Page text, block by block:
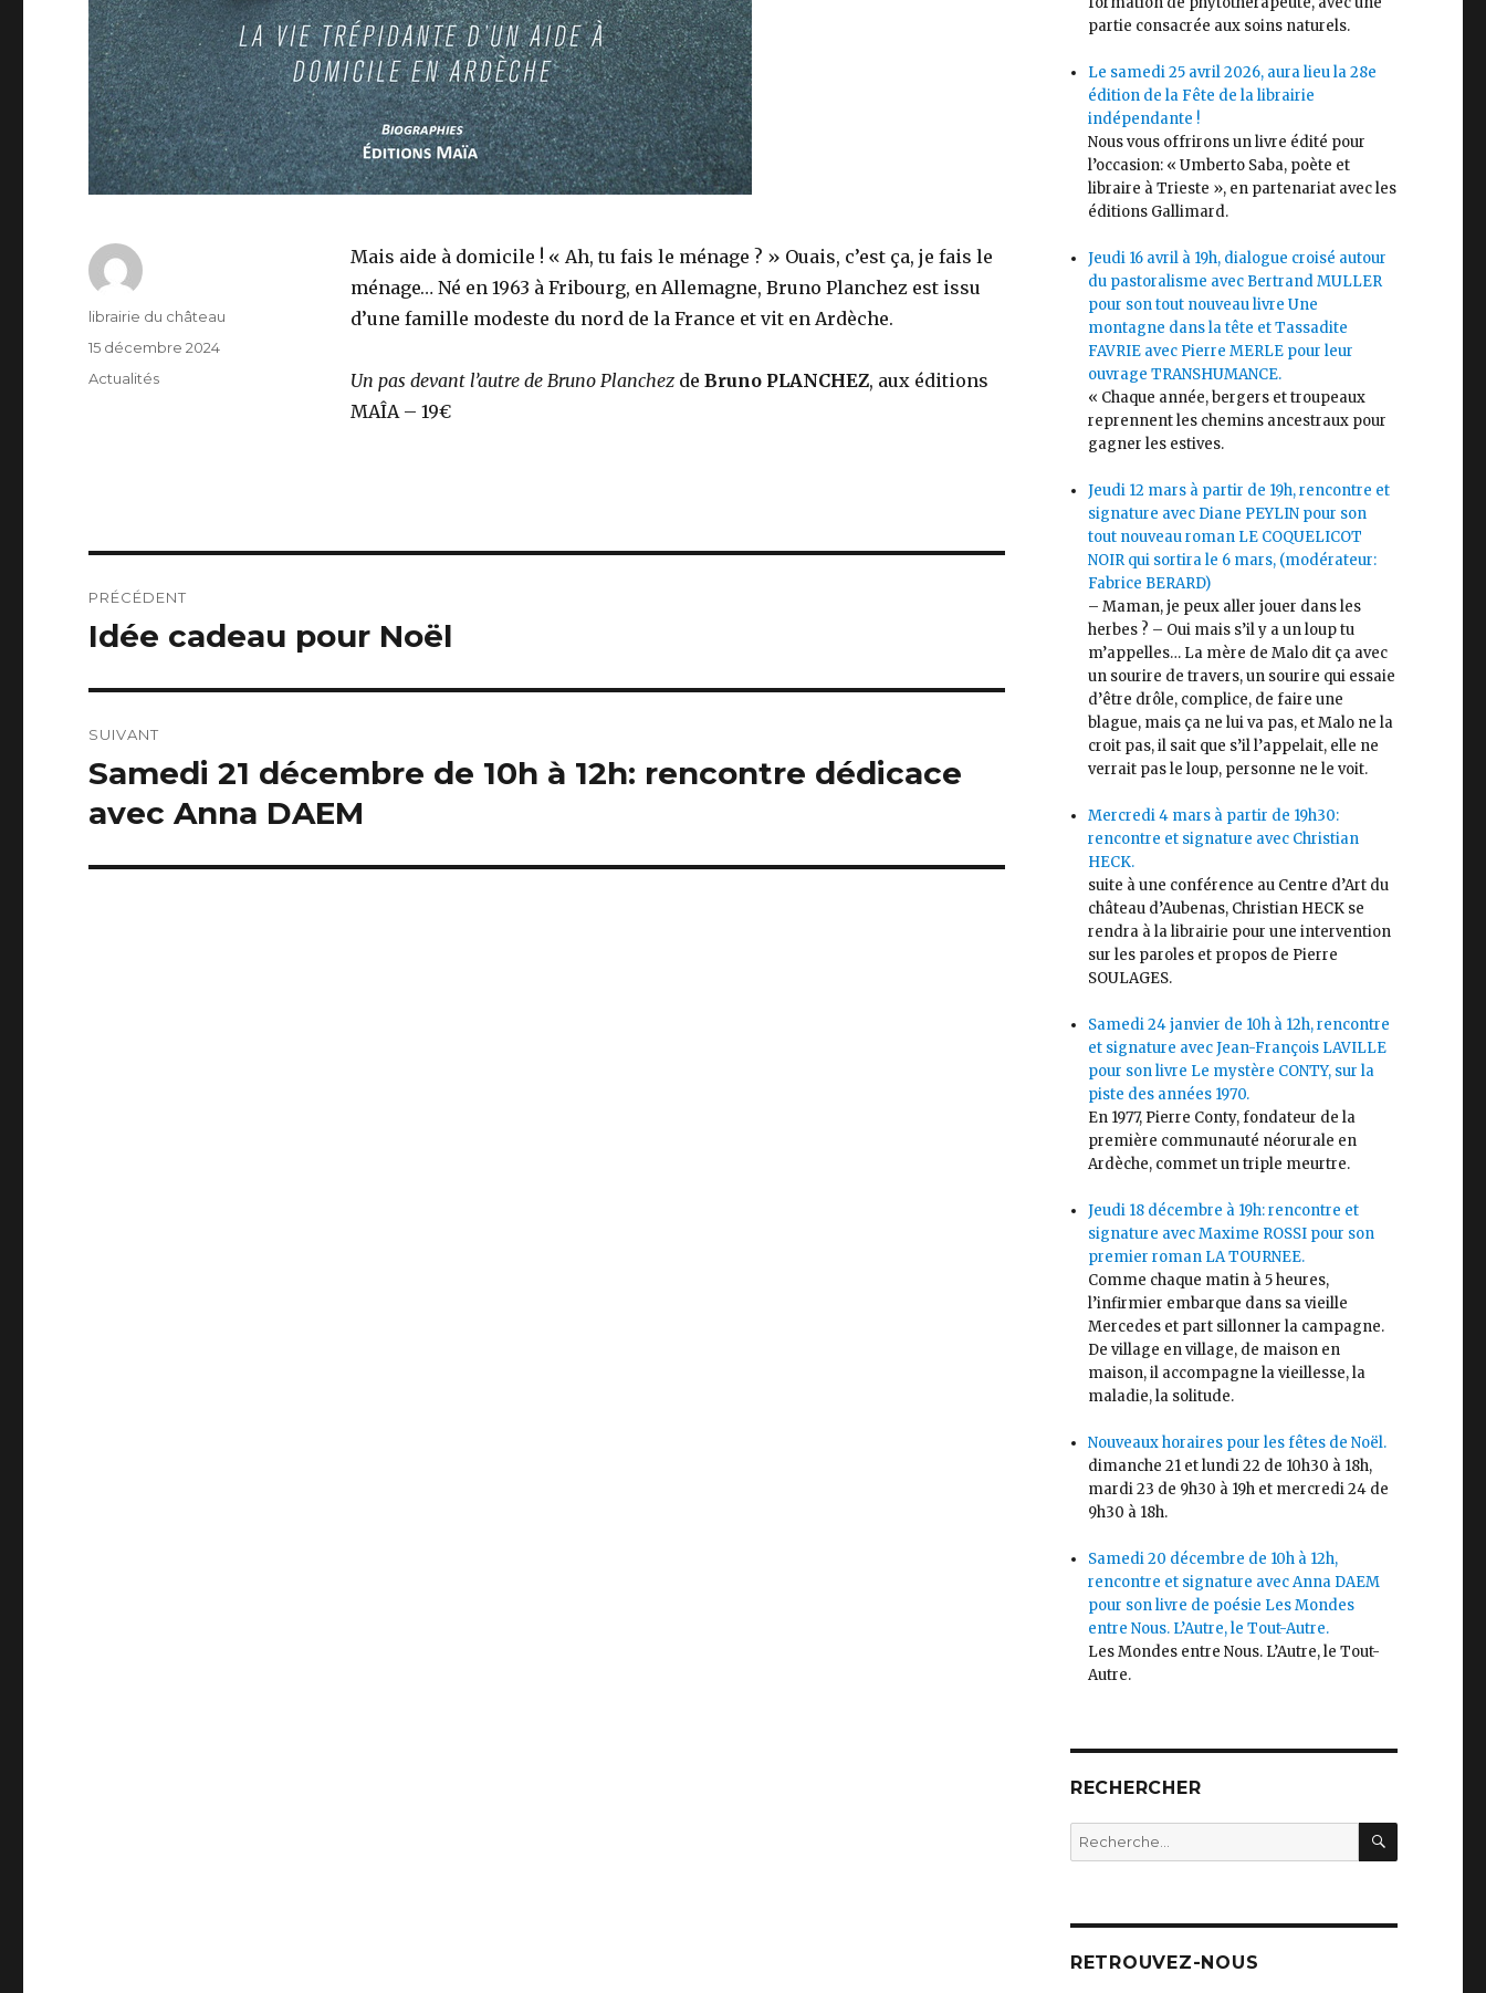
Mais aide à domicile ! « Ah, tu fais le ménage ? » Ouais, c’est ça, je fais le
ménage… Né en 1963 à Fribourg, en Allemagne, Bruno Planchez est issu
d’une famille modeste du nord de la France et vit en Ardèche.
Un pas devant l’autre de Bruno Planchez de Bruno PLANCHEZ, aux éditions
MAÎA – 19€
Auteur
librairie du château
Publié
le
15 décembre 2024
Catégories
Actualités
de
PRÉCÉDENT
Article
Idée cadeau pour Noël
SUIVANT
Article
Samedi 21 décembre de 10h à 12h: rencontre dédicace
avec Anna DAEM
partie consacrée aux soins naturels.
Le samedi 25 avril 2026, aura lieu la 28e
édition de la Fête de la librairie
indépendante !
Nous vous offrirons un livre édité pour
l’occasion: « Umberto Saba, poète et
libraire à Trieste », en partenariat avec les
éditions Gallimard.
Jeudi 16 avril à 19h, dialogue croisé autour
du pastoralisme avec Bertrand MULLER
pour son tout nouveau livre Une
montagne dans la tête et Tassadite
FAVRIE avec Pierre MERLE pour leur
ouvrage TRANSHUMANCE.
« Chaque année, bergers et troupeaux
reprennent les chemins ancestraux pour
gagner les estives.
Jeudi 12 mars à partir de 19h, rencontre et
signature avec Diane PEYLIN pour son
tout nouveau roman LE COQUELICOT
NOIR qui sortira le 6 mars, (modérateur:
Fabrice BERARD)
– Maman, je peux aller jouer dans les
herbes ? – Oui mais s’il y a un loup tu
m’appelles… La mère de Malo dit ça avec
un sourire de travers, un sourire qui essaie
d’être drôle, complice, de faire une
blague, mais ça ne lui va pas, et Malo ne la
croit pas, il sait que s’il l’appelait, elle ne
verrait pas le loup, personne ne le voit.
Mercredi 4 mars à partir de 19h30:
rencontre et signature avec Christian
HECK.
suite à une conférence au Centre d’Art du
château d’Aubenas, Christian HECK se
rendra à la librairie pour une intervention
sur les paroles et propos de Pierre
SOULAGES.
Samedi 24 janvier de 10h à 12h, rencontre
et signature avec Jean-François LAVILLE
pour son livre Le mystère CONTY, sur la
piste des années 1970.
En 1977, Pierre Conty, fondateur de la
première communauté néorurale en
Ardèche, commet un triple meurtre.
Jeudi 18 décembre à 19h: rencontre et
signature avec Maxime ROSSI pour son
premier roman LA TOURNEE.
Comme chaque matin à 5 heures,
l’infirmier embarque dans sa vieille
Mercedes et part sillonner la campagne.
De village en village, de maison en
maison, il accompagne la vieillesse, la
maladie, la solitude.
Nouveaux horaires pour les fêtes de Noël.
dimanche 21 et lundi 22 de 10h30 à 18h,
mardi 23 de 9h30 à 19h et mercredi 24 de
9h30 à 18h.
Samedi 20 décembre de 10h à 12h,
rencontre et signature avec Anna DAEM
pour son livre de poésie Les Mondes
entre Nous. L’Autre, le Tout-Autre.
Les Mondes entre Nous. L’Autre, le Tout-
Autre.
RECHERCHER
Recherche
pour
RETROUVEZ-NOUS